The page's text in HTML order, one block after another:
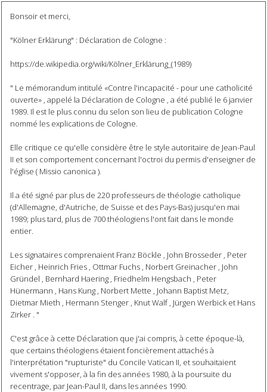
Bonsoir et merci,
"Kölner Erklärung" : Déclaration de Cologne :
https://de.wikipedia.org/wiki/Kölner_Erklärung_(1989)
" Le mémorandum intitulé «Contre l'incapacité - pour une catholicité
ouverte» , appelé la Déclaration de Cologne , a été publié le 6 janvier
1989. Il est le plus connu du selon son lieu de publication Cologne
nommé les explications de Cologne.
Elle critique ce qu'elle considère être le style autoritaire de Jean-Paul
II et son comportement concernant l'octroi du permis d'enseigner de
l'église ( Missio canonica ).
Il a été signé par plus de 220 professeurs de théologie catholique
(d'Allemagne, d'Autriche, de Suisse et des Pays-Bas) jusqu'en mai
1989; plus tard, plus de 700 théologiens l'ont fait dans le monde
entier.
Les signataires comprenaient Franz Böckle , John Brosseder , Peter
Eicher , Heinrich Fries , Ottmar Fuchs , Norbert Greinacher , John
Gründel , Bernhard Haering , Friedhelm Hengsbach , Peter
Hünermann , Hans Kung , Norbert Mette , Johann Baptist Metz,
Dietmar Mieth , Hermann Stenger , Knut Walf , Jürgen Werbick et Hans
Zirker . "
C'est grâce à cette Déclaration que j'ai compris, à cette époque-là,
que certains théologiens étaient foncièrement attachés à
l'interprétation "rupturiste" du Concile Vatican II, et souhaitaient
vivement s'opposer, à la fin des années 1980, à la poursuite du
recentrage, par Jean-Paul II, dans les années 1990.